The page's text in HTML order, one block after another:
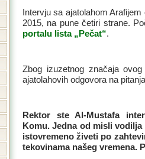
Intervju sa ajatolahom
2015, na pune četiri strane.
portalu lista „Pečat“.
Zbog izuzetnog značaja
ajatolahovih odgovora na
Rektor ste Al-Mustafa
Komu. Jedna od misli
istovremeno živeti po
tekovinama našeg vremena.